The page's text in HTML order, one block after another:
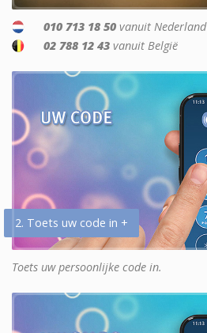
010 713 18 50 vanuit Nederland
02 788 12 43 vanuit België
2. Toets uw code in +
Toets uw persoonlijke code in.